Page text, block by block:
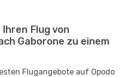
Flug von
Gaborone zu einem
Flugangebote auf Opodo